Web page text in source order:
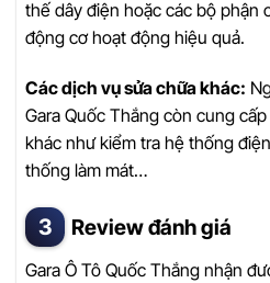
thế dây điện hoặc các bộ phận
động cơ hoạt động hiệu quả.
Các dịch vụ sửa chữa khác:
Gara Quốc Thắng còn cung
khác như kiểm tra hệ thống
thống làm mát…
Review đánh giá
Gara Ô Tô Quốc Thắng nhận